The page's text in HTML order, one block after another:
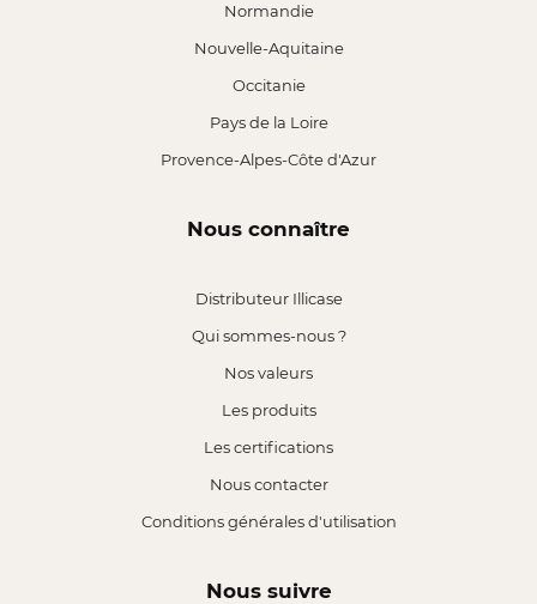
Normandie
Nouvelle-Aquitaine
Occitanie
Pays de la Loire
Provence-Alpes-Côte d'Azur
Nous connaître
Distributeur Illicase
Qui sommes-nous ?
Nos valeurs
Les produits
Les certifications
Nous contacter
Conditions générales d'utilisation
Nous suivre